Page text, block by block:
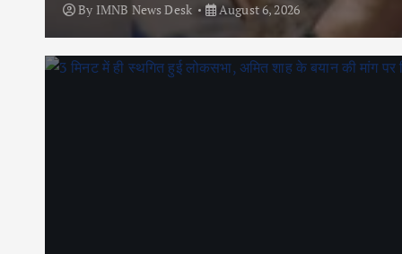
By IMNB News Desk August 6, 2026